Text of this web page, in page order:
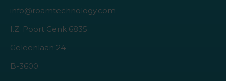
info@roamtechnology.com
I.Z. Poort Genk 6835
Geleenlaan 24
B-3600